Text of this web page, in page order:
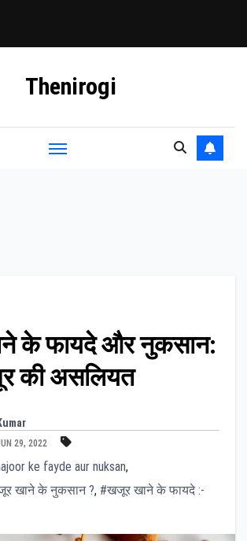
Thenirogi
के फायदे और नुकसान:
की असलियत
29, 2022
ke fayde aur nuksan,
खाने के नुकसान ?, #खजूर खाने के फायदे :-